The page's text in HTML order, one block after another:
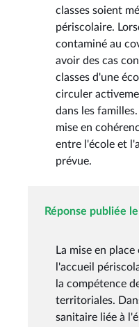
classes soient
périscolaire.
contaminé au
avoir des cas
classes d'une
circuler
dans les
mise en
entre l'école et
prévue.
Réponse publiée
La mise en
l'accueil
la compétence
territoriales.
sanitaire liée à